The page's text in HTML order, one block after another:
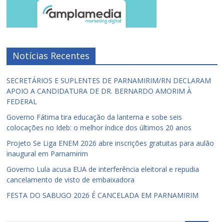
Notícias Recentes
SECRETÁRIOS E SUPLENTES DE PARNAMIRIM/RN DECLARAM
APOIO A CANDIDATURA DE DR. BERNARDO AMORIM À
FEDERAL
Governo Fátima tira educação da lanterna e sobe seis
colocações no Ideb: o melhor índice dos últimos 20 anos
Projeto Se Liga ENEM 2026 abre inscrições gratuitas para aulão
inaugural em Parnamirim
Governo Lula acusa EUA de interferência eleitoral e repudia
cancelamento de visto de embaixadora
FESTA DO SABUGO 2026 É CANCELADA EM PARNAMIRIM